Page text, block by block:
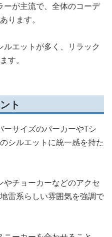
ーが主流で、全体のコーデ
ります。
エットが多く、リラック
す。
ト
ーサイズのパーカーやTシ
シルエットに統一感を持た
やチョーカーなどのアクセ
雷系らしい雰囲気を強調で